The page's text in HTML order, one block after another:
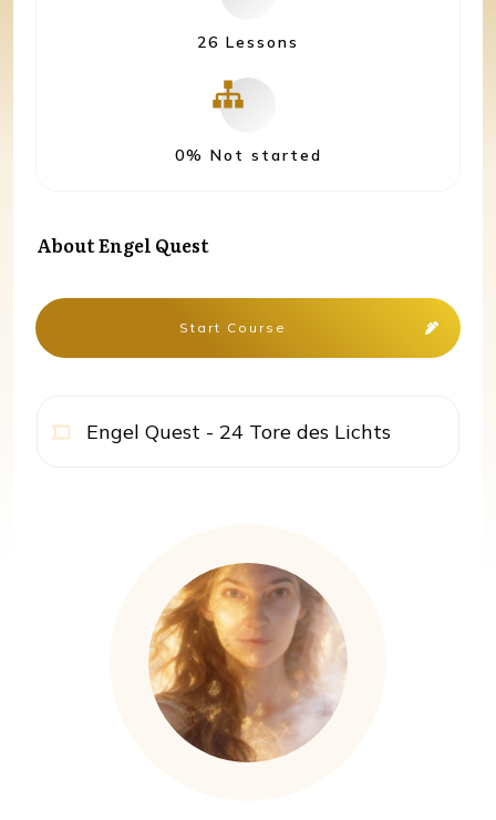
26 Lessons
0% Not started
AboutEngel Quest
Start Course
Engel Quest - 24 Tore des Lichts